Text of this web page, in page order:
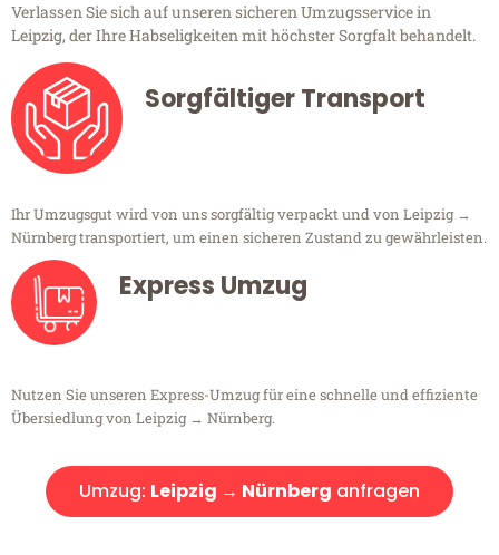
Verlassen Sie sich auf unseren sicheren Umzugsservice in
Leipzig, der Ihre Habseligkeiten mit höchster Sorgfalt behandelt.
Sorgfältiger Transport
Ihr Umzugsgut wird von uns sorgfältig verpackt und von Leipzig →
Nürnberg transportiert, um einen sicheren Zustand zu gewährleisten.
Express Umzug
Nutzen Sie unseren Express-Umzug für eine schnelle und effiziente
Übersiedlung von Leipzig → Nürnberg.
Umzug: Leipzig → Nürnberg anfragen